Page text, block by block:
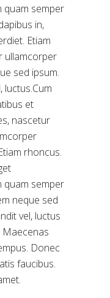
quam semper
in,
Etiam
ullamcorper
sed ipsum.
luctus.Cum
et
nascetur
rhoncus.
quam semper
neque sed
vel, luctus
Maecenas
Donec
faucibus.